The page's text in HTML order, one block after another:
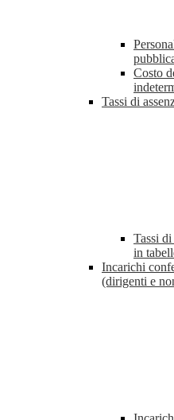
Costo
Tassi di
Tassi
in
Incarichi
(dirigenti e